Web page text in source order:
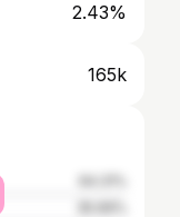
2.43%
165k